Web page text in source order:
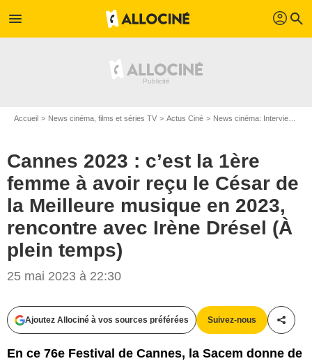
menu profil search
Accueil News cinéma, films et séries TV Actus Ciné News cinéma: Interviews
Cannes 2023 : c’est la 1ère
femme à avoir reçu le César de
la Meilleure musique en 2023,
rencontre avec Irène Drésel (À
plein temps)
25 mai 2023 à 22:30
Ajoutez Allociné à vos sources préférées Suivez-nous
En ce 76e Festival de Cannes, la Sacem donne de